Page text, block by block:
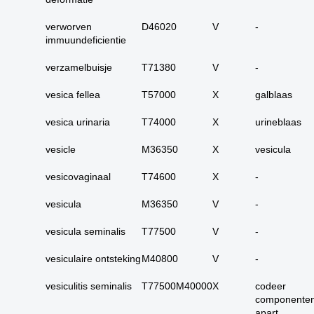
09. alle dubieus
10. alle micro-
11. alle carcinoma in
dysplasieën
onbekend primair of
plaveiselcel-
15. huid totaal
16. alle benigne
huidadnex-tumoren
verworven
immuundeficientie
D46020 V -
verzamelbuisje T71380 V -
vesica fellea T57000 X galblaas
vesica urinaria T74000 X urineblaas
vesicle M36350 X vesicula
vesicovaginaal T74600 X -
vesicula M36350 V -
vesicula seminalis T77500 V -
vesiculaire ontstekingM40800 V -
vesiculitis seminalis T77500M40000X
codeer